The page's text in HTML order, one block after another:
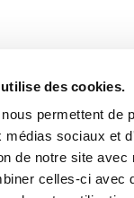
des cookies.
permettent de
médias sociaux et
de notre site
celles-ci avec